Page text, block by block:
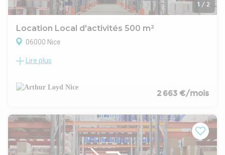
Contact : Louis Baillet 06 09 06 39 31
Mail : louis@baillet.immo
1 / 2
Location Local d'activités 500 m²
06000 Nice
Notre agence Arthur Loyd Nice vous propose à moins de 5mn
location.
500 m² de surface de stockage et de bureaux
o Location du bâtiment : 72 000 Euros + honoraires de
commercialisation
Lire plus
2 663 €/mois